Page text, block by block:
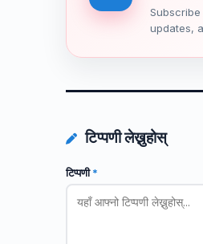
updates,
टिप्पणी लेख्नुहोस्
टिप्पणी*